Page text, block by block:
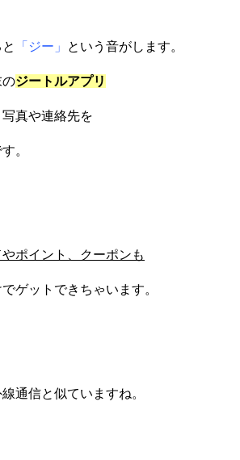
「ジー」 という音がします。
のジートルアプリ
真や連絡先を
。
ポイント、クーポンも
ゲットできちゃいます。
通信と似ていますね。